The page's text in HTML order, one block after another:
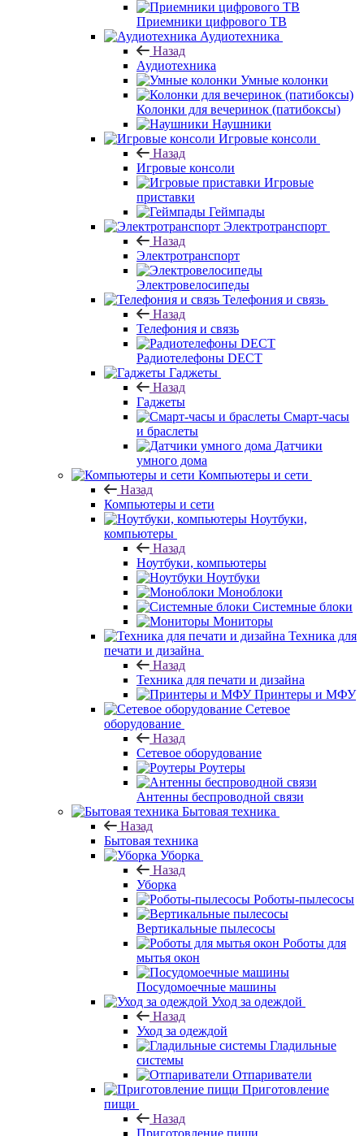
Приемники цифрового ТВ
Аудиотехника
Назад
Аудиотехника
Умные колонки
Колонки для вечеринок (патибоксы)
Наушники
Игровые консоли
Назад
Игровые консоли
Игровые
приставки
Геймпады
Электротранспорт
Назад
Электротранспорт
Электровелосипеды
Телефония и связь
Назад
Телефония и связь
Радиотелефоны DECT
Гаджеты
Назад
Гаджеты
Смарт-часы
и браслеты
Датчики
умного дома
Компьютеры и сети
Назад
Компьютеры и сети
Ноутбуки,
компьютеры
Назад
Ноутбуки, компьютеры
Ноутбуки
Моноблоки
Системные блоки
Мониторы
Техника для
печати и дизайна
Назад
Техника для печати и дизайна
Принтеры и МФУ
Сетевое
оборудование
Назад
Сетевое оборудование
Роутеры
Антенны беспроводной связи
Бытовая техника
Назад
Бытовая техника
Уборка
Назад
Уборка
Роботы-пылесосы
Вертикальные пылесосы
Роботы для
мытья окон
Посудомоечные машины
Уход за одеждой
Назад
Уход за одеждой
Гладильные
системы
Отпариватели
Приготовление
пищи
Назад
Приготовление пищи